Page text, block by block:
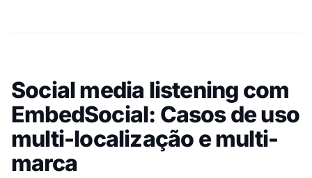
Social media listening com
EmbedSocial: Casos de uso
multi-localização e multi-
marca